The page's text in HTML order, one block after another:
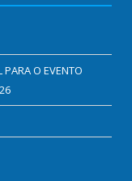
PARA O EVENTO